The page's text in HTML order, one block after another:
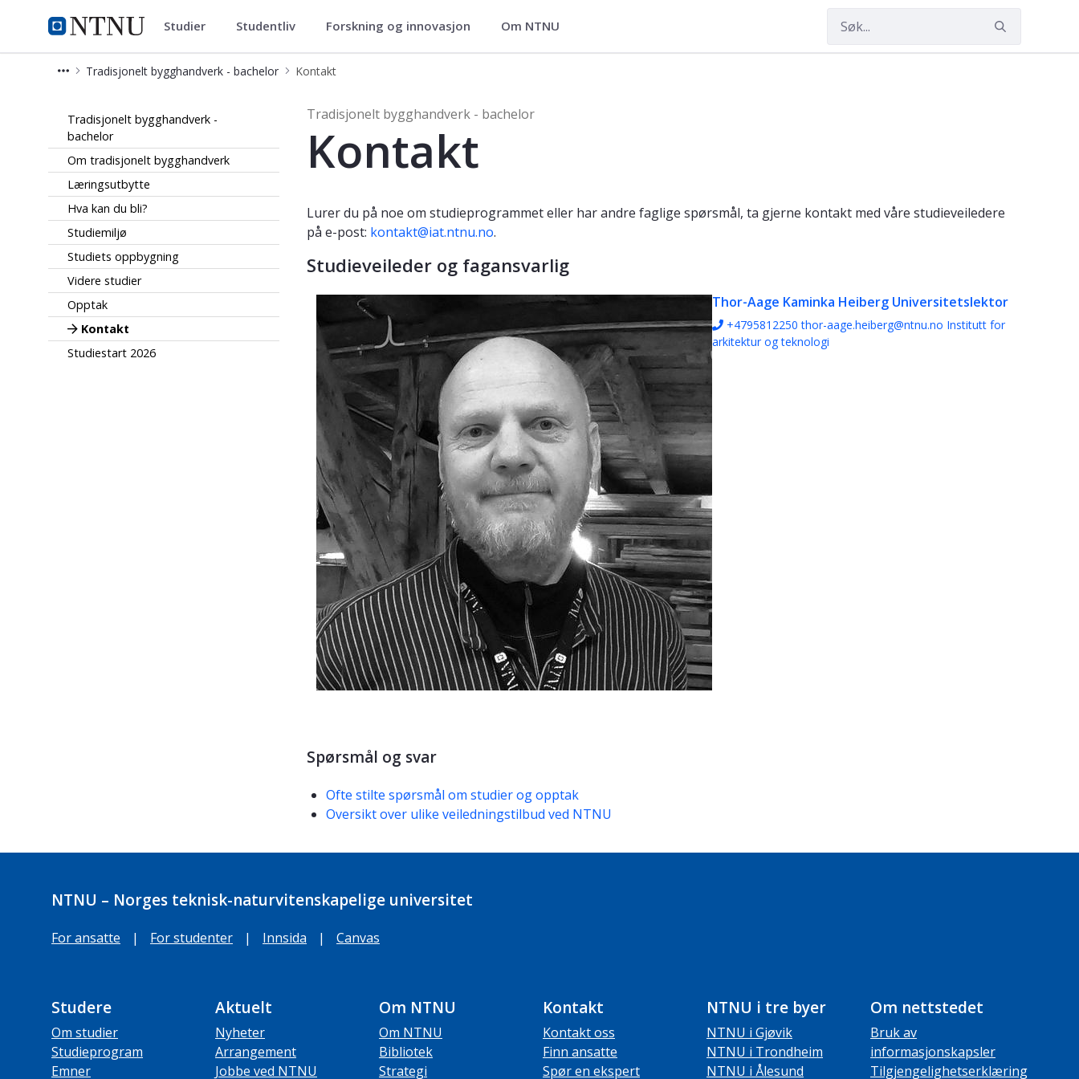
NTNU Hjemmeside
Tradisjonelt bygghandverk - bachelor
Studier Studentliv Forskning og innovasjon Om NTNU
Tradisjonelt bygghandverk - bachelor Kontakt
Tradisjonelt bygghandverk -
bachelor
Om tradisjonelt bygghandverk
Læringsutbytte
Hva kan du bli?
Studiemiljø
Studiets oppbygning
Videre studier
Opptak
Kontakt
Studiestart 2026
Tradisjonelt bygghandverk - bachelor
Kontakt
Lurer du på noe om studieprogrammet eller har andre faglige spørsmål, ta gjerne kontakt med våre studieveiledere
på e-post: kontakt@iat.ntnu.no.
Studieveileder og fagansvarlig
Thor-Aage Kaminka Heiberg Universitetslektor
+4795812250 thor-aage.heiberg@ntnu.no Institutt for
arkitektur og teknologi
Spørsmål og svar
Ofte stilte spørsmål om studier og opptak
Oversikt over ulike veiledningstilbud ved NTNU
NTNU – Norges teknisk-naturvitenskapelige universitet
For ansatte | For studenter | Innsida | Canvas
Studere
Om studier
Studieprogram
Emner
Aktuelt
Nyheter
Arrangement
Jobbe ved NTNU
Om NTNU
Om NTNU
Bibliotek
Strategi
Kontakt
Kontakt oss
Finn ansatte
Spør en ekspert
NTNU i tre byer
NTNU i Gjøvik
NTNU i Trondheim
NTNU i Ålesund
Om nettstedet
Bruk av
informasjonskapsler
Tilgjengelighetserklæring